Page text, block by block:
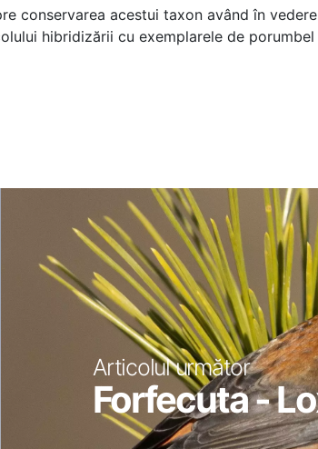
conservarea acestui taxon având în
hibridizării cu exemplarele de
Articolul următor
Forfecuta -